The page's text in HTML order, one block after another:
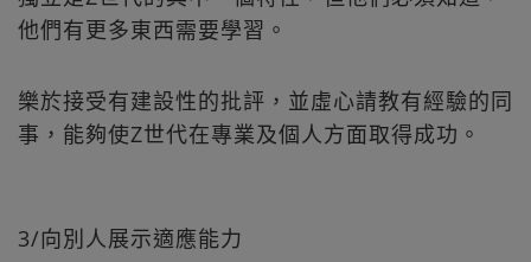
他們有更多東西需要學習。
樂於接受有建設性的批評，並虛心請教有經驗的同
事，能夠使Z世代在專業及個人方面取得成功。
3/向別人展示適應能力